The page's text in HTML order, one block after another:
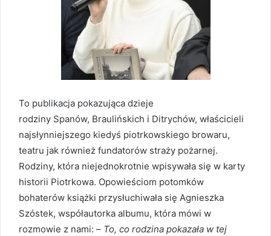
To publikacja pokazująca dzieje
rodziny Spanów, Braulińskich i Ditrychów, właścicieli
najsłynniejszego kiedyś piotrkowskiego browaru,
teatru jak również fundatorów straży pożarnej.
Rodziny, która niejednokrotnie wpisywała się w karty
historii Piotrkowa. Opowieściom potomków
bohaterów książki przysłuchiwała się Agnieszka
Szóstek, współautorka albumu, która mówi w
rozmowie z nami: – To, co rodzina pokazała w tej